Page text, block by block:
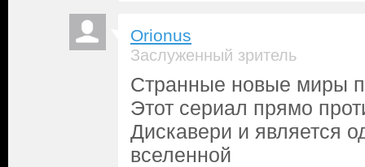
Orionus
Заслуженный зритель
Странные новые миры
Этот сериал прямо
Дискавери и является
вселенной